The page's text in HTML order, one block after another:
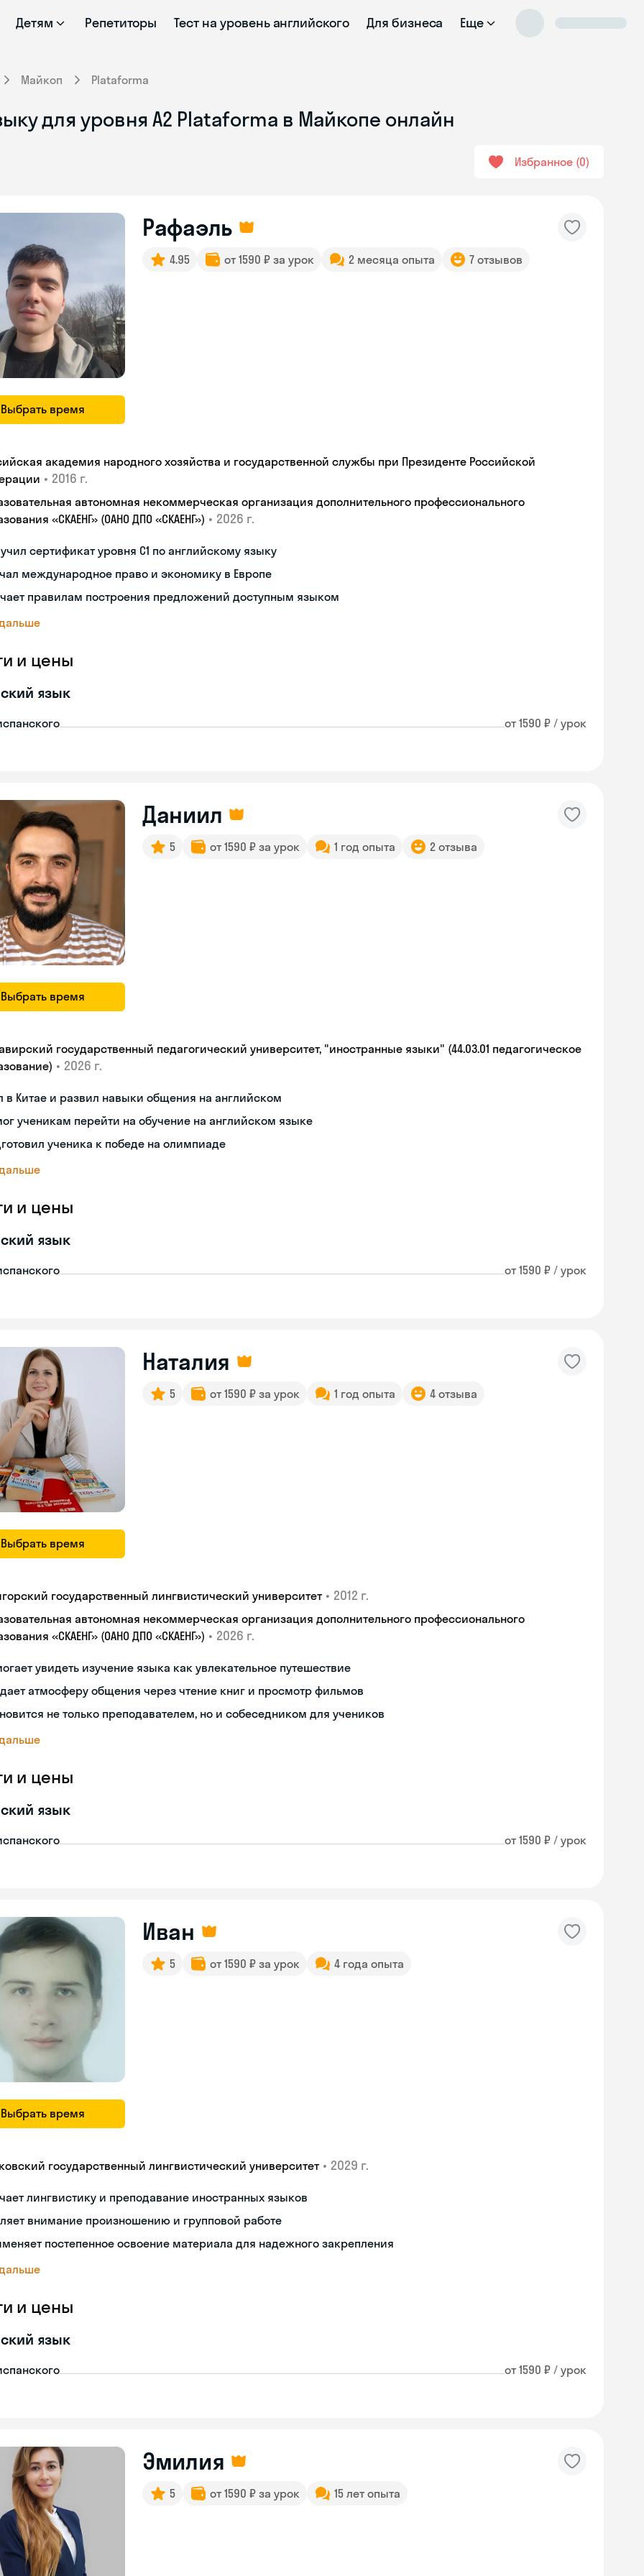
Детям Репетиторы Тест на уровень английского Для бизнеса Еще
Майкоп Plataforma
для уровня А2 Plataforma в Майкопе онлайн
Избранное 0
Выбрать время
Рафаэль
4.95 от 1590 ₽ за урок 2 месяца опыта 7 отзывов
академия народного хозяйства и государственной службы при Президенте Российской
• 2016 г.
автономная некоммерческая организация дополнительного профессионального
«СКАЕНГ» (ОАНО ДПО «СКАЕНГ») • 2026 г.
сертификат уровня С1 по английскому языку
международное право и экономику в Европе
правилам построения предложений доступным языком
и цены
язык
от 1590 ₽ / урок
Выбрать время
Даниил
5 от 1590 ₽ за урок 1 год опыта 2 отзыва
государственный педагогический университет, "иностранные языки" (44.03.01 педагогическое
• 2026 г.
в Китае и развил навыки общения на английском
ученикам перейти на обучение на английском языке
ученика к победе на олимпиаде
и цены
язык
от 1590 ₽ / урок
Выбрать время
Наталия
5 от 1590 ₽ за урок 1 год опыта 4 отзыва
государственный лингвистический университет • 2012 г.
автономная некоммерческая организация дополнительного профессионального
«СКАЕНГ» (ОАНО ДПО «СКАЕНГ») • 2026 г.
увидеть изучение языка как увлекательное путешествие
атмосферу общения через чтение книг и просмотр фильмов
не только преподавателем, но и собеседником для учеников
и цены
язык
от 1590 ₽ / урок
Выбрать время
Иван
5 от 1590 ₽ за урок 4 года опыта
государственный лингвистический университет • 2029 г.
лингвистику и преподавание иностранных языков
внимание произношению и групповой работе
постепенное освоение материала для надежного закрепления
и цены
язык
от 1590 ₽ / урок
Эмилия
5 от 1590 ₽ за урок 15 лет опыта